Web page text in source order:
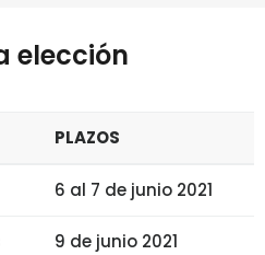
elección
PLAZOS
6 al 7 de junio 2021
9 de junio 2021